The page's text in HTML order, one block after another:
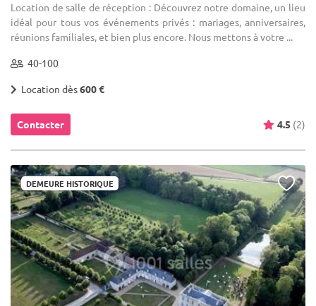
Location de salle de réception : Découvrez notre domaine, un lieu
idéal pour tous vos événements privés : mariages, anniversaires,
réunions familiales, et bien plus encore. Nous mettons à votre ...
40-100
Location dès600 €
Contacter 4.5 (2)
DEMEURE HISTORIQUE